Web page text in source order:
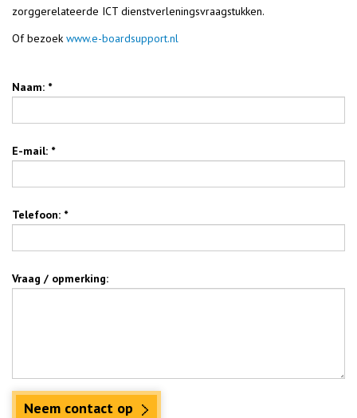
zorggerelateerde ICT dienstverleningsvraagstukken.
Of bezoek www.e-boardsupport.nl
Naam: *
E-mail: *
Telefoon: *
Vraag / opmerking:
Neem contact op